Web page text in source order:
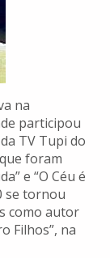
na
participou
TV Tupi do
foram
e “O Céu é
se tornou
como autor
Filhos”, na